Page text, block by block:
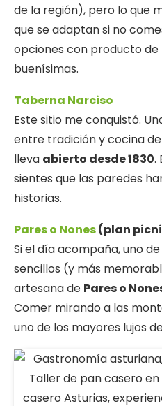
de la región), pero lo que
que se adaptan si no
opciones con producto
buenísimas.
Taberna Narciso
Este sitio me conquistó.
entre tradición y cocina
lleva abierto desde 1830.
sientes que las paredes
historias.
Pares o Nones(plan
Si el día acompaña, uno
sencillos (y más
artesana de Pares o
Comer mirando a las
uno de los mayores lujos